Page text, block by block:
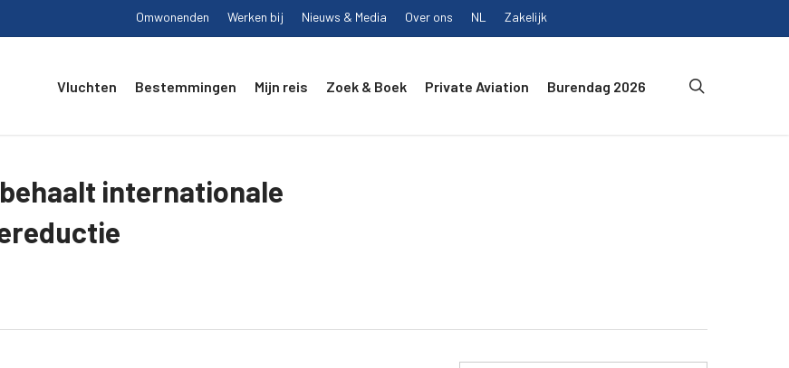
Omwonenden Werken bij Nieuws & Media Over ons NL Zakelijk
Vluchten Bestemmingen Mijn reis Zoek & Boek Private Aviation Burendag 2026
internationale